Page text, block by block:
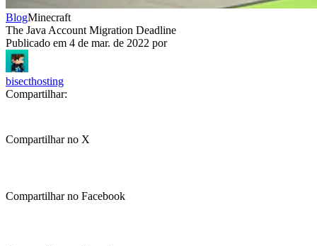
BlogMinecraft
The Java Account Migration Deadline
Publicado em 4 de mar. de 2022 por
bisecthosting
Compartilhar:
Compartilhar no X
Compartilhar no Facebook